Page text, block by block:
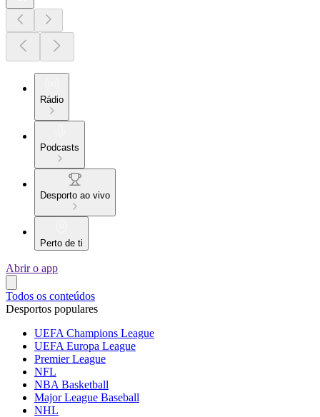
Rádio
Podcasts
Desporto ao vivo
Perto de ti
Abrir o app
Todos os conteúdos
Desportos populares
UEFA Champions League
UEFA Europa League
Premier League
NFL
NBA Basketball
Major League Baseball
NHL